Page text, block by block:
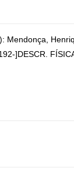
Mendonça,
]DESCR.